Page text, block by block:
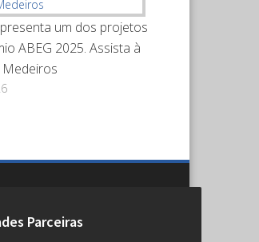
um dos projetos
ABEG 2025. Assista à
Medeiros
Parceiras